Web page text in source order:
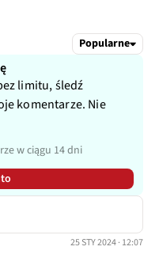
Popularne
limitu, śledź
komentarze. Nie
w ciągu 14 dni
25 STY 2024 · 12:07